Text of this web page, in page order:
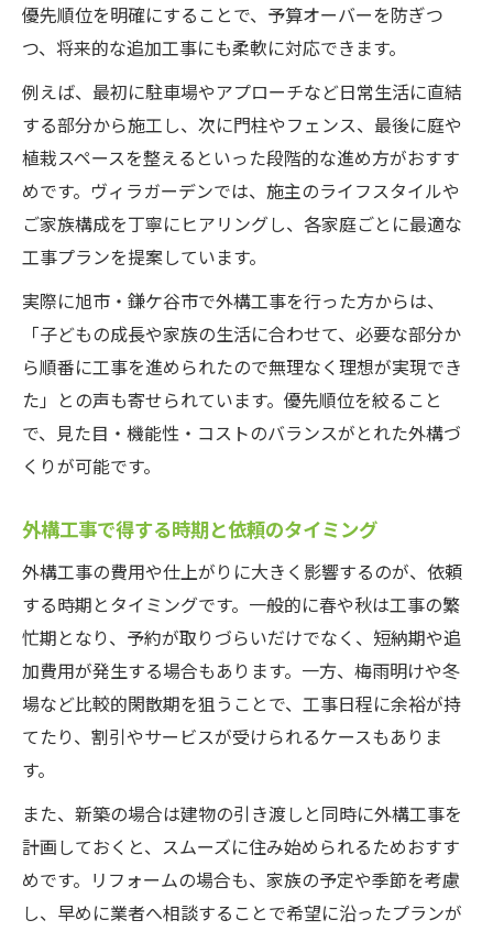
優先順位を明確にすることで、予算オーバーを防ぎつ
つ、将来的な追加工事にも柔軟に対応できます。
例えば、最初に駐車場やアプローチなど日常生活に直結
する部分から施工し、次に門柱やフェンス、最後に庭や
植栽スペースを整えるといった段階的な進め方がおすす
めです。ヴィラガーデンでは、施主のライフスタイルや
ご家族構成を丁寧にヒアリングし、各家庭ごとに最適な
工事プランを提案しています。
実際に旭市・鎌ケ谷市で外構工事を行った方からは、
「子どもの成長や家族の生活に合わせて、必要な部分か
ら順番に工事を進められたので無理なく理想が実現でき
た」との声も寄せられています。優先順位を絞ること
で、見た目・機能性・コストのバランスがとれた外構づ
くりが可能です。
外構工事で得する時期と依頼のタイミング
外構工事の費用や仕上がりに大きく影響するのが、依頼
する時期とタイミングです。一般的に春や秋は工事の繁
忙期となり、予約が取りづらいだけでなく、短納期や追
加費用が発生する場合もあります。一方、梅雨明けや冬
場など比較的閑散期を狙うことで、工事日程に余裕が持
てたり、割引やサービスが受けられるケースもありま
す。
また、新築の場合は建物の引き渡しと同時に外構工事を
計画しておくと、スムーズに住み始められるためおすす
めです。リフォームの場合も、家族の予定や季節を考慮
し、早めに業者へ相談することで希望に沿ったプランが